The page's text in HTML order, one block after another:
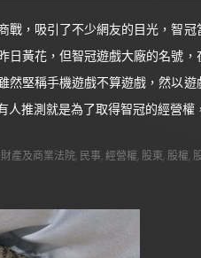
戰，吸引了不少網友的目光，智
日黃花，但智冠遊戲大廠的名號
然堅稱手機遊戲不算遊戲，然以
推測就是為了取得智冠的經營
產及商業法院, 民事,經營權,股東,股權,